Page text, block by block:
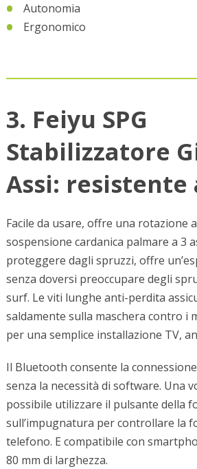
Autonomia
Ergonomico
3. Feiyu SPG
Stabilizzatore
Assi: resistente
Facile da usare, offre una rotazione a
sospensione cardanica palmare a 3
proteggere dagli spruzzi, offre
senza doversi preoccupare degli
surf. Le viti lunghe anti-perdita
saldamente sulla maschera contro i
per una semplice installazione TV,
Il Bluetooth consente la
senza la necessità di software. Una
possibile utilizzare il pulsante della
sull’impugnatura per controllare la
telefono. E compatibile con
80 mm di larghezza.